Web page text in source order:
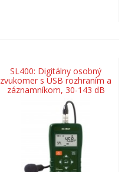
SL400: Digitálny osobný
zvukomer s USB rozhraním a
záznamníkom, 30-143 dB